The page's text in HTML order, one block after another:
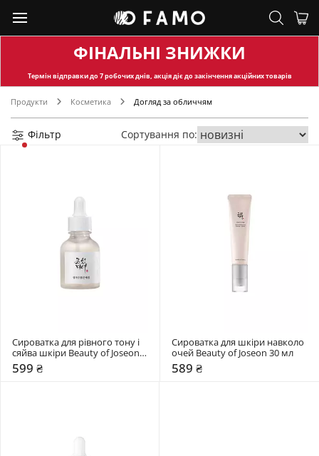
ФІНАЛЬНІ ЗНИЖКИ
Термін відправкидо 7 робочих днів, акція діє до закінчення акційних товарів
Продукти Косметика Догляд за обличчям
Фільтр Сортування по:
Сироватка для рівного тону і
сяйва шкіри Beauty of Joseon
30 мл
599 ₴
Сироватка для шкіри навколо
очей Beauty of Joseon 30 мл
589 ₴